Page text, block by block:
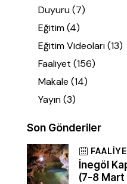
Duyuru(7)
Eğitim(4)
Eğitim Videoları(13)
Faaliyet (156)
Makale (14)
Yayın(3)
Son Gönderiler
İnegöl
(7-8 Mart